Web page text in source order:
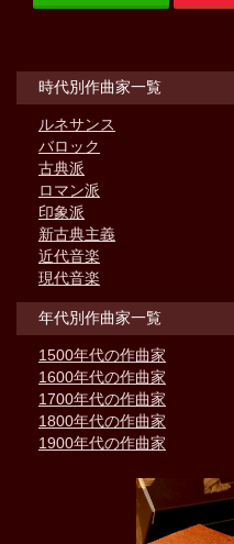
時代別作曲家一覧
ルネサンス
バロック
古典派
ロマン派
印象派
新古典主義
近代音楽
現代音楽
年代別作曲家一覧
1500年代の作曲家
1600年代の作曲家
1700年代の作曲家
1800年代の作曲家
1900年代の作曲家